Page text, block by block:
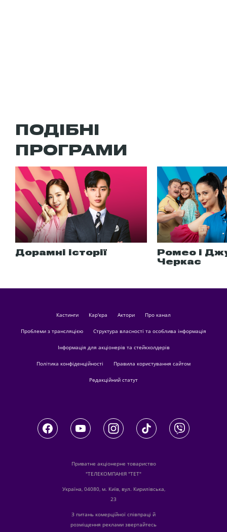
ПОДІБНІ
ПРОГРАМИ
Дорамні історії
Ромео і
Черкас
кастинги Кар'єра актори Про канал
Проблеми з трансляцією Структура власності та особлива інформація
Інформація для акціонерів та стейкхолдерів
Політика конфіденційності Правила користування сайтом
Редакційний статут
Приватне акціонерне товариство
"ТЕЛЕКОМПАНІЯ "ТЕТ"
Україна, 04080, м. Київ, вул. Кирилівська,
23
З питань комерційної співпраці й
розміщення реклами звертайтесь